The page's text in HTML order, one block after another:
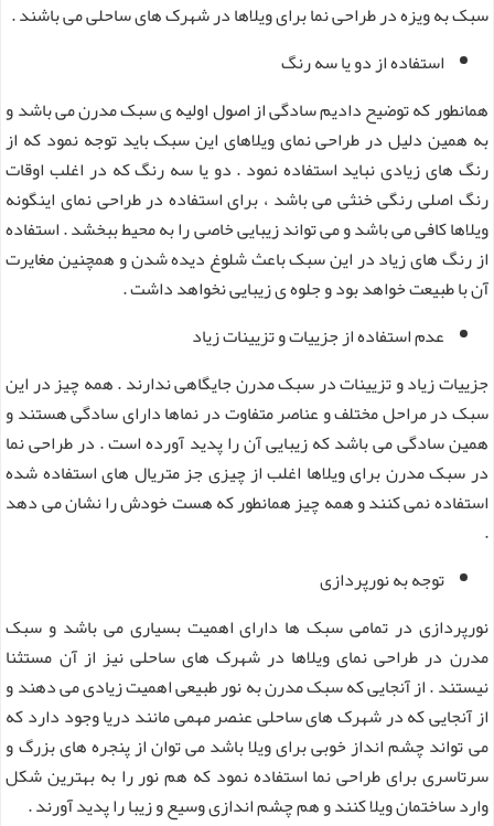
سبک به ویزه در طراحی نما برای ویلاها در شهرک های ساحلی می باشند .
استفاده از دو یا سه رنگ
همانطور که توضیح دادیم سادگی از اصول اولیه ی سبک مدرن می باشد و
به همین دلیل در طراحی نمای ویلاهای این سبک باید توجه نمود که از
رنگ های زیادی نباید استفاده نمود . دو یا سه رنگ که در اغلب اوقات
رنگ اصلی رنگی خنثی می باشد ، برای استفاده در طراحی نمای اینگونه
ویلاها کافی می باشد و می تواند زیبایی خاصی را به محیط ببخشد . استفاده
از رنگ های زیاد در این سبک باعث شلوغ دیده شدن و همچنین مغایرت
آن با طبیعت خواهد بود و جلوه ی زیبایی نخواهد داشت .
عدم استفاده از جزییات و تزیینات زیاد
جزییات زیاد و تزیینات در سبک مدرن جایگاهی ندارند . همه چیز در این
سبک در مراحل مختلف و عناصر متفاوت در نماها دارای سادگی هستند و
همین سادگی می باشد که زیبایی آن را پدید آورده است . در طراحی نما
در سبک مدرن برای ویلاها اغلب از چیزی جز متریال های استفاده شده
استفاده نمی کنند و همه چیز همانطور که هست خودش را نشان می دهد
.
توجه به نورپردازی
نورپردازی در تمامی سبک ها دارای اهمیت بسیاری می باشد و سبک
مدرن در طراحی نمای ویلاها در شهرک های ساحلی نیز از آن مستثنا
نیستند . از آنجایی که سبک مدرن به نور طبیعی اهمیت زیادی می دهند و
از آنجایی که در شهرک های ساحلی عنصر مهمی مانند دریا وجود دارد که
می تواند چشم انداز خوبی برای ویلا باشد می توان از پنجره های بزرگ و
سرتاسری برای طراحی نما استفاده نمود که هم نور را به بهترین شکل
وارد ساختمان ویلا کنند و هم چشم اندازی وسیع و زیبا را پدید آورند .